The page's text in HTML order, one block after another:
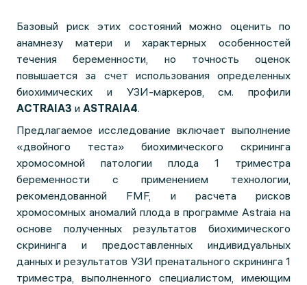
Базовый риск этих состояний можно оценить по
анамнезу матери и характерных особенностей
течения беременности, но точность оценок
повышается за счет использования определенных
биохимических и УЗИ-маркеров, см. профили
ACTRAIA3 и ASTRAIA4.
Предлагаемое исследование включает выполнение
«двойного теста» биохимического скрининга
хромосомной патологии плода 1 триместра
беременности с применением технологии,
рекомендованной FMF, и расчета рисков
хромосомных аномалий плода в программе Astraia на
основе полученных результатов биохимического
скрининга и предоставленных индивидуальных
данных и результатов УЗИ пренатального скрининга 1
триместра, выполненного специалистом, имеющим